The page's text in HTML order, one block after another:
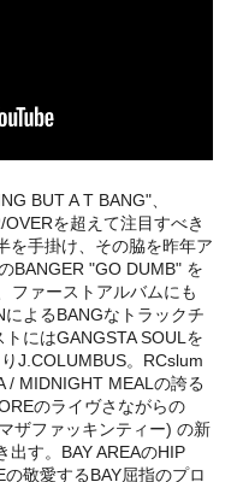
BUT A T BANG"、
を超えて注目すべき
を手掛け、その脇を昨年ア
BANGER "GO DUMB" を
ファーストアルバムにも
よるBANGなトラックチ
にはGANGSTA SOULを
J.COLUMBUS。RCslum
/ MIDNIGHT MEALの誇る
のライヴさながらの
ザファッキンティー) の新
出す。BAY AREAのHIP
敬愛するBAY屈指のプロ